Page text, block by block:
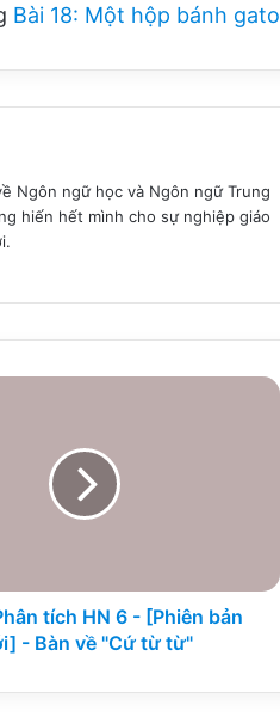
Bài 18: Một hộp bánh gato
Ngôn ngữ học và Ngôn ngữ Trung
hiến hết mình cho sự nghiệp giáo
tích HN 6 - [Phiên bản
- Bàn về "Cứ từ từ"